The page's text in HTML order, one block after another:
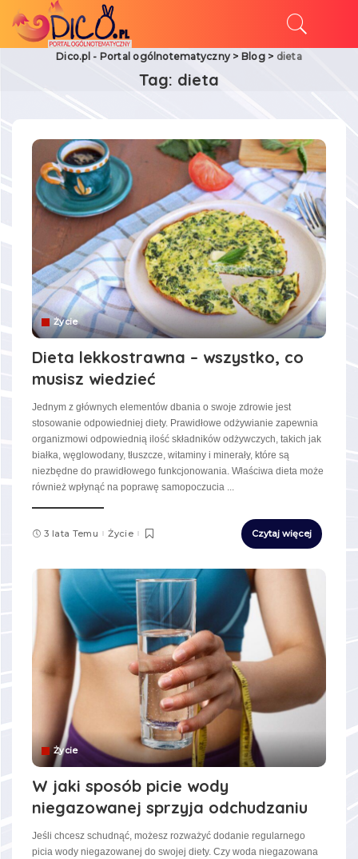
Dico.pl - Portal ogólnotematyczny > Blog> dieta
Tag: dieta
Życie
Dieta lekkostrawna – wszystko, co
musisz wiedzieć
Jednym z głównych elementów dbania o swoje zdrowie jest
stosowanie odpowiedniej diety. Prawidłowe odżywianie zapewnia
organizmowi odpowiednią ilość składników odżywczych, takich jak
białka, węglowodany, tłuszcze, witaminy i minerały, które są
niezbędne do prawidłowego funkcjonowania. Właściwa dieta może
również wpłynąć na poprawę samopoczucia
3 lata Temu Życie Czytaj więcej
Życie
W jaki sposób picie wody
niegazowanej sprzyja odchudzaniu
Jeśli chcesz schudnąć, możesz rozważyć dodanie regularnego
picia wody niegazowanej do swojej diety. Czy woda niegazowana